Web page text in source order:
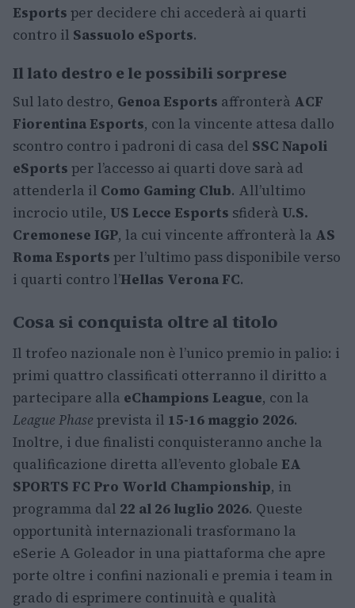
Esports per decidere chi accederà ai quarti
contro il Sassuolo eSports.
Il lato destro e le possibili sorprese
Sul lato destro, Genoa Esports affronterà ACF
Fiorentina Esports, con la vincente attesa dallo
scontro contro i padroni di casa del SSC Napoli
eSports per l’accesso ai quarti dove sarà ad
attenderla il Como Gaming Club. All’ultimo
incrocio utile, US Lecce Esports sfiderà U.S.
Cremonese IGP, la cui vincente affronterà la AS
Roma Esports per l’ultimo pass disponibile verso
i quarti contro l’Hellas Verona FC.
Cosa si conquista oltre al titolo
Il trofeo nazionale non è l’unico premio in palio: i
primi quattro classificati otterranno il diritto a
partecipare alla eChampions League, con la
League Phase prevista il 15-16 maggio 2026.
Inoltre, i due finalisti conquisteranno anche la
qualificazione diretta all’evento globale EA
SPORTS FC Pro World Championship, in
programma dal 22 al 26 luglio 2026. Queste
opportunità internazionali trasformano la
eSerie A Goleador in una piattaforma che apre
porte oltre i confini nazionali e premia i team in
grado di esprimere continuità e qualità